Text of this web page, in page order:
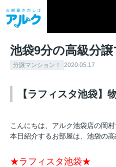
池袋9分の高級分譲
分譲マンション！ 2020.05.17
【ラフィスタ池袋】
こんにちは、アルク池袋店の岡
本日紹介するお部屋は、池袋の高
★ラフィスタ池袋★